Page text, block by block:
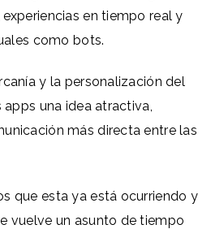
en tiempo real y
como bots.
y la personalización del
una idea atractiva,
más directa entre las
que esta ya está ocurriendo y
vuelve un asunto de tiempo